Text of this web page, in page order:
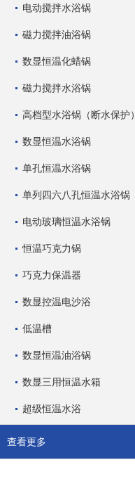
电动搅拌水浴锅
磁力搅拌油浴锅
数显恒温化蜡锅
磁力搅拌水浴锅
高档型水浴锅（断水保护）
数显恒温水浴锅
单孔恒温水浴锅
单列四六八孔恒温水浴锅
电动玻璃恒温水浴锅
恒温巧克力锅
巧克力保温器
数显控温电沙浴
低温槽
数显恒温油浴锅
数显三用恒温水箱
超级恒温水浴
查看更多